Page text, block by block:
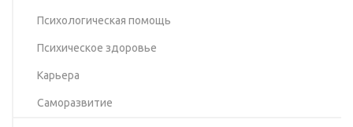
Психологическая помощь
Психическое здоровье
Карьера
Саморазвитие